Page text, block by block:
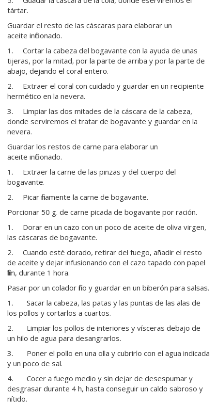
tártar.
Guardar el resto de las cáscaras para elaborar un
aceite inficionado.
1. Cortar la cabeza del bogavante con la ayuda de unas
tijeras, por la mitad, por la parte de arriba y por la parte de
abajo, dejando el coral entero.
2. Extraer el coral con cuidado y guardar en un recipiente
hermético en la nevera.
3. Limpiar las dos mitades de la cáscara de la cabeza,
donde serviremos el tratar de bogavante y guardar en la
nevera.
Guardar los restos de carne para elaborar un
aceite inficionado.
1. Extraer la carne de las pinzas y del cuerpo del
bogavante.
2. Picar finamente la carne de bogavante.
Porcionar 50 g. de carne picada de bogavante por ración.
1. Dorar en un cazo con un poco de aceite de oliva virgen,
las cáscaras de bogavante.
2. Cuando esté dorado, retirar del fuego, añadir el resto
de aceite y dejar infusionando con el cazo tapado con papel
film, durante 1 hora.
Pasar por un colador fino y guardar en un biberón para salsas.
1. Sacar la cabeza, las patas y las puntas de las alas de
los pollos y cortarlos a cuartos.
2. Limpiar los pollos de interiores y vísceras debajo de
un hilo de agua para desangrarlos.
3. Poner el pollo en una olla y cubrirlo con el agua indicada
y un poco de sal.
4. Cocer a fuego medio y sin dejar de desespumar y
desgrasar durante 4 h, hasta conseguir un caldo sabroso y
nítido.